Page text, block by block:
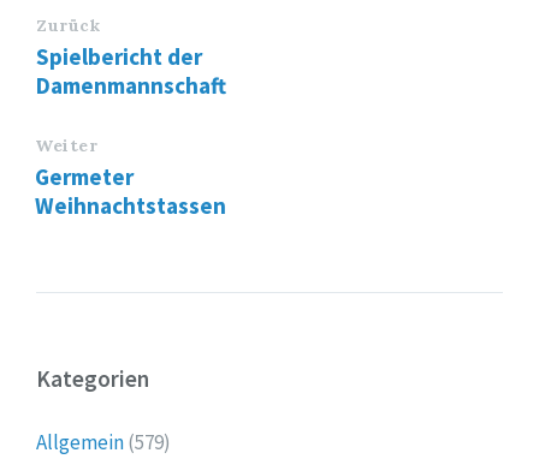
Zurück
Spielbericht der
Damenmannschaft
Weiter
Germeter
Weihnachtstassen
Kategorien
Allgemein(579)